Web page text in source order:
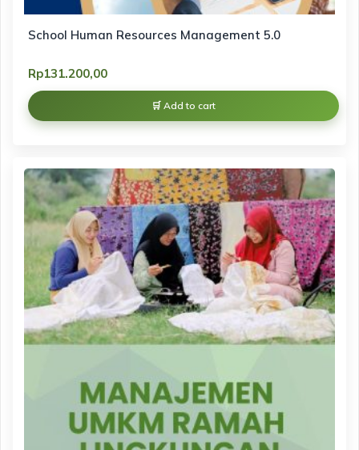
School Human Resources Management 5.0
Rp131.200,00
Add to cart